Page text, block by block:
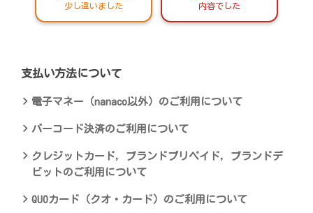
少し違いました
内容でした
支払い方法について
電子マネー（nanaco以外）のご利用について
バーコード決済のご利用について
クレジットカード，ブランドプリペイド，ブランドデ
ビットのご利用について
QUOカード（クオ・カード）のご利用について